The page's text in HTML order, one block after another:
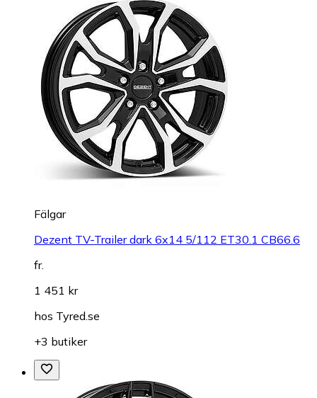
Fälgar
Dezent TV-Trailer dark 6x14 5/112 ET30.1 CB66.6
fr.
1 451 kr
hos Tyred.se
+3 butiker